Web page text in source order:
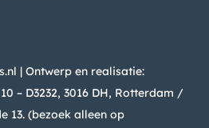
| Ontwerp en realisatie:
– D3232, 3016 DH, Rotterdam /
13. (bezoek alleen op